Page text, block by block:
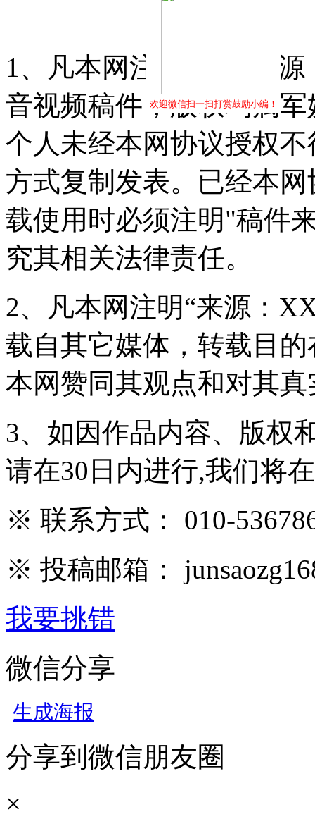
欢迎微信扫一扫打赏鼓励小编！
1、凡本网注明"稿件来
音视频稿件，版权均属
个人未经本网协议授权
方式复制发表。已经本
载使用时必须注明"稿件
究其相关法律责任。
2、凡本网注明“来源：
载自其它媒体，转载目
本网赞同其观点和对其
3、如因作品内容、版权
请在30日内进行,我们将
※ 联系方式： 010-
※ 投稿邮箱：
我要挑错
微信分享
生成海报
分享到微信朋友圈
×